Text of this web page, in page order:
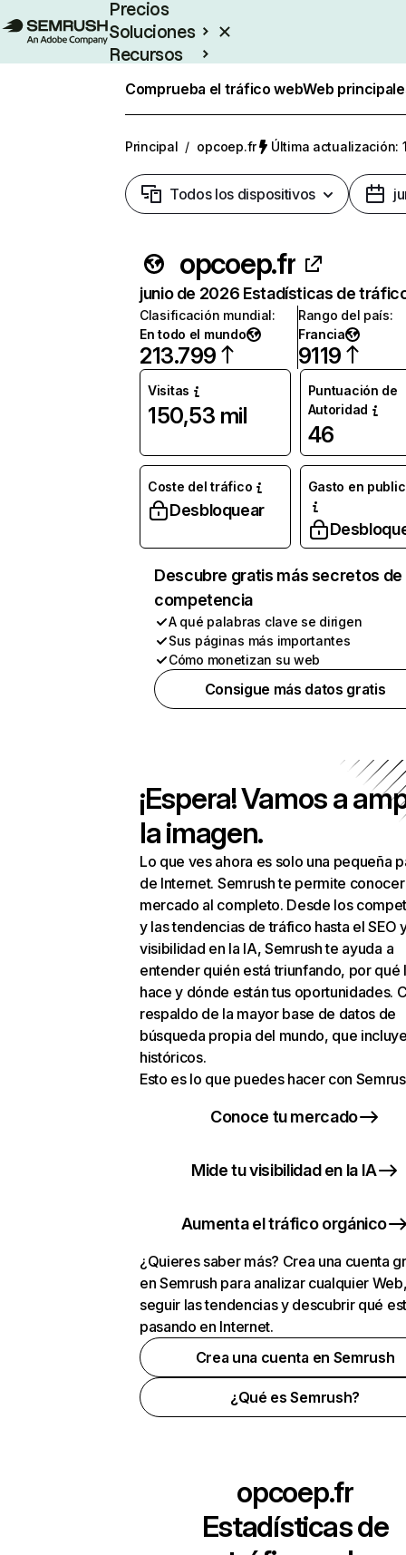
Precios
Soluciones
Recursos
Comprueba el tráfico webWeb
Principal / opcoep.fr Última actualización:
Todos los dispositivos
opcoep.fr
junio de 2026 Estadísticas de
Clasificación mundial:
En todo el mundo
213.799
Rango del país:
Francia
9119
Visitas
150,53 mil
Puntuación de
Autoridad
46
Coste del tráfico
Desbloquear
Gasto en
Descubre gratis más secretos de
competencia
A qué palabras clave se dirigen
Sus páginas más importantes
Cómo monetizan su web
Consigue más datos gratis
¡Espera! Vamos a
la imagen.
Lo que ves ahora es solo una pequeña
de Internet. Semrush te permite
mercado al completo. Desde los
y las tendencias de tráfico hasta el SEO
visibilidad en la IA, Semrush te ayuda a
entender quién está triunfando, por qué
hace y dónde están tus oportunidades.
respaldo de la mayor base de datos de
búsqueda propia del mundo, que
históricos.
Esto es lo que puedes hacer con
Conoce tu mercado
Mide tu visibilidad en la IA
Aumenta el tráfico orgánico
¿Quieres saber más? Crea una cuenta
en Semrush para analizar cualquier
seguir las tendencias y descubrir qué
pasando en Internet.
Crea una cuenta en Semrush
¿Qué es Semrush?
opcoep.fr
Estadísticas de